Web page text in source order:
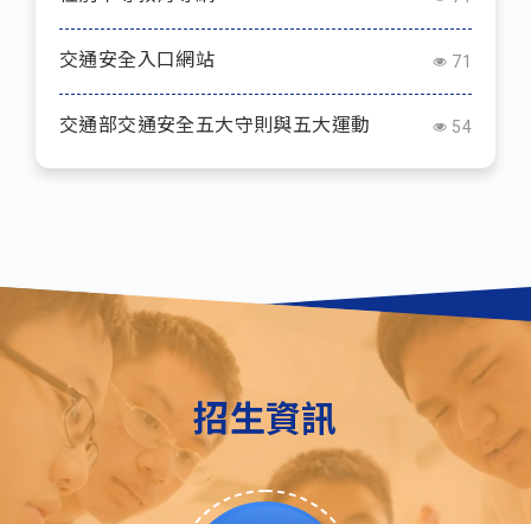
交通安全入口網站 71
交通部交通安全五大守則與五大運動 54
招生資訊